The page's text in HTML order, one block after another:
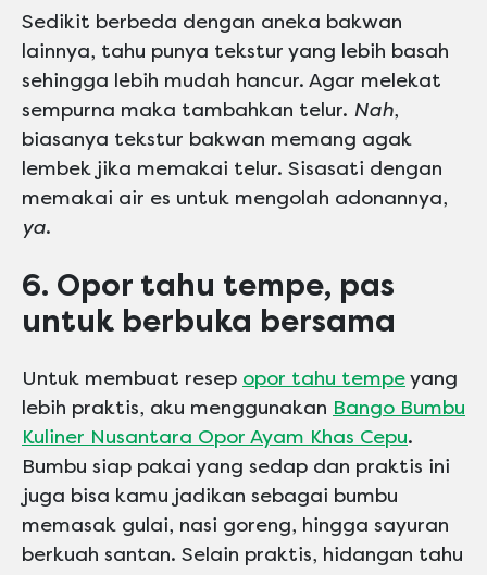
Sedikit berbeda dengan aneka bakwan
lainnya, tahu punya tekstur yang lebih basah
sehingga lebih mudah hancur. Agar melekat
sempurna maka tambahkan telur. Nah,
biasanya tekstur bakwan memang agak
lembek jika memakai telur. Sisasati dengan
memakai air es untuk mengolah adonannya,
ya.
6. Opor tahu tempe, pas
untuk berbuka bersama
Untuk membuat resep opor tahu tempeyang
lebih praktis, aku menggunakan Bango Bumbu
Kuliner Nusantara Opor Ayam Khas Cepu.
Bumbu siap pakai yang sedap dan praktis ini
juga bisa kamu jadikan sebagai bumbu
memasak gulai, nasi goreng, hingga sayuran
berkuah santan. Selain praktis, hidangan tahu